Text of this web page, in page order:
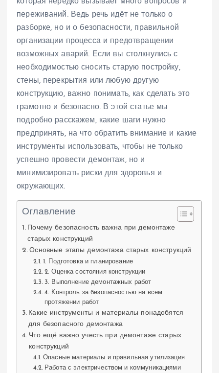
которая нередко вызывает много вопросов и
переживаний. Ведь речь идёт не только о
разборке, но и о безопасности, правильной
организации процесса и предотвращении
возможных аварий. Если вы столкнулись с
необходимостью сносить старую постройку,
стены, перекрытия или любую другую
конструкцию, важно понимать, как сделать это
грамотно и безопасно. В этой статье мы
подробно расскажем, какие шаги нужно
предпринять, на что обратить внимание и какие
инструменты использовать, чтобы не только
успешно провести демонтаж, но и
минимизировать риски для здоровья и
окружающих.
Оглавление
Почему безопасность важна при демонтаже
старых конструкций
Основные этапы демонтажа старых конструкций
1. Подготовка и планирование
2. Оценка состояния конструкции
3. Выполнение демонтажных работ
4. Контроль за безопасностью на всем
протяжении работ
Какие инструменты и материалы понадобятся
для безопасного демонтажа
Что ещё важно учесть при демонтаже старых
конструкций
Опасные материалы и правильная утилизация
Работа с электричеством и коммуникациями